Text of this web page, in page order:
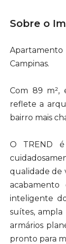
Sobre o
Apartamento
Campinas.
Com 89 m²,
reflete a
bairro mais
O TREND é
qualidade de
inteligente
suítes, ampla
armários
pronto para